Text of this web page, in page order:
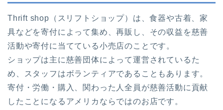
Thrift shop（スリフトショップ）は、食器や古着、家
具などを寄付によって集め、再販し、その収益を慈善
活動や寄付に当てている小売店のことです。
ショップは主に慈善団体によって運営されているた
め、スタッフはボランティアであることもあります。
寄付・労働・購入、関わった人全員が慈善活動に貢献
したことになるアメリカならではのお店です。